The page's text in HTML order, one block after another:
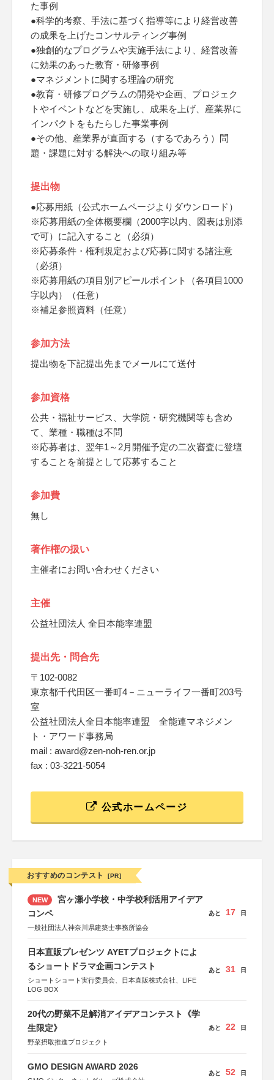
た事例
●科学的考察、手法に基づく指導等により経営改善
の成果を上げたコンサルティング事例
●独創的なプログラムや実施手法により、経営改善
に効果のあった教育・研修事例
●マネジメントに関する理論の研究
●教育・研修プログラムの開発や企画、プロジェク
トやイベントなどを実施し、成果を上げ、産業界に
インパクトをもたらした事業事例
●その他、産業界が直面する（するであろう）問
題・課題に対する解決への取り組み等
提出物
●応募用紙（公式ホームページよりダウンロード）
※応募用紙の全体概要欄（2000字以内、図表は別添
で可）に記入すること（必須）
※応募条件・権利規定および応募に関する諸注意
（必須）
※応募用紙の項目別アピールポイント（各項目1000
字以内）（任意）
※補足参照資料（任意）
参加方法
提出物を下記提出先までメールにて送付
参加資格
公共・福祉サービス、大学院・研究機関等も含め
て、業種・職種は不問
※応募者は、翌年1～2月開催予定の二次審査に登壇
することを前提として応募すること
参加費
無し
著作権の扱い
主催者にお問い合わせください
主催
公益社団法人 全日本能率連盟
提出先・問合先
〒102-0082
東京都千代田区一番町4－ニューライフ一番町203号
室
公益社団法人全日本能率連盟 全能連マネジメン
ト・アワード事務局
mail : award@zen-noh-ren.or.jp
fax : 03-3221-5054
公式ホームページ
おすすめのコンテスト [PR]
NEW
宮ヶ瀬小学校・中学校利活用アイデア
コンペ
一般社団法人神奈川県建築士事務所協会
あと 17 日
日本直販プレゼンツ AYETプロジェクトによ
るショートドラマ企画コンテスト
ショートショート実行委員会、日本直販株式会社、LIFE
LOG BOX
あと 31 日
20代の野菜不足解消アイデアコンテスト《学
生限定》
野菜摂取推進プロジェクト
あと 22 日
GMO DESIGN AWARD 2026
あと 52 日